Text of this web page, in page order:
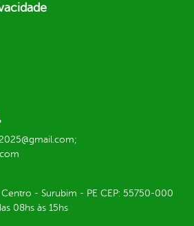
Centro - Surubim - PE CEP: 55750-000
08hs às 15hs